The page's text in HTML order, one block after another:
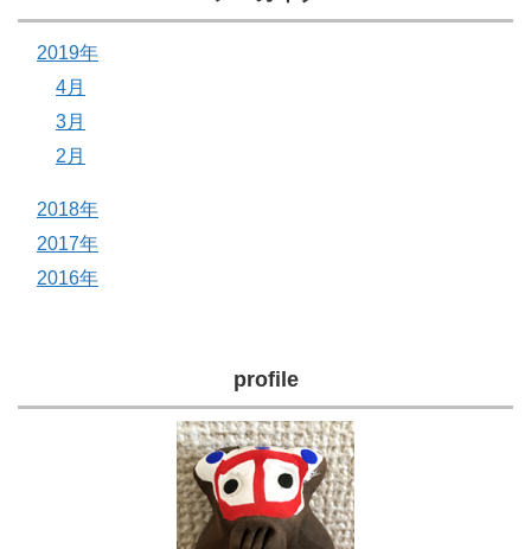
2019年
4月
3月
2月
2018年
2017年
2016年
profile